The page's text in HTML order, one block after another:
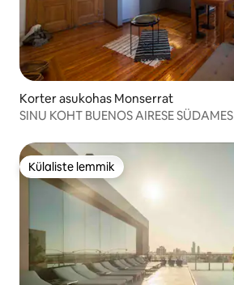
Korter asukohas Monserrat
SINU KOHT BUENOS AIRESE SÜDAMES
Külaliste lemmik
Külaliste lemmik